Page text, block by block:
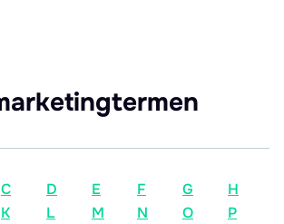
C D E F G
H
K L M N O
P